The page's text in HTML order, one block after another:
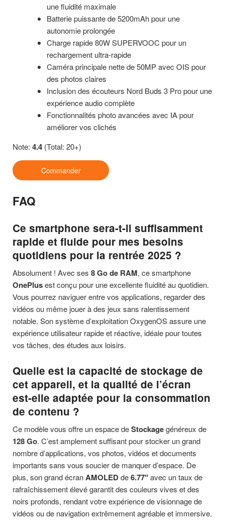
une fluidité maximale
Batterie puissante de 5200mAh pour une
autonomie prolongée
Charge rapide 80W SUPERVOOC pour un
rechargement ultra-rapide
Caméra principale nette de 50MP avec OIS pour
des photos claires
Inclusion des écouteurs Nord Buds 3 Pro pour une
expérience audio complète
Fonctionnalités photo avancées avec IA pour
améliorer vos clichés
Note: 4.4 (Total: 20+)
Commander
FAQ
Ce smartphone sera-t-il suffisamment
rapide et fluide pour mes besoins
quotidiens pour la rentrée 2025 ?
Absolument ! Avec ses 8 Go de RAM, ce smartphone
OnePlusest conçu pour une excellente fluidité au quotidien.
Vous pourrez naviguer entre vos applications, regarder des
vidéos ou même jouer à des jeux sans ralentissement
notable. Son système d’exploitation OxygenOS assure une
expérience utilisateur rapide et réactive, idéale pour toutes
vos tâches, des études aux loisirs.
Quelle est la capacité de stockage de
cet appareil, et la qualité de l’écran
est-elle adaptée pour la consommation
de contenu ?
Ce modèle vous offre un espace deStockagegénéreux de
128 Go. C’est amplement suffisant pour stocker un grand
nombre d’applications, vos photos, vidéos et documents
importants sans vous soucier de manquer d’espace. De
plus, son grand écranAMOLEDde6.77″avec un taux de
rafraîchissement élevé garantit des couleurs vives et des
noirs profonds, rendant votre expérience de visionnage de
vidéos ou de navigation extrêmement agréable et immersive.